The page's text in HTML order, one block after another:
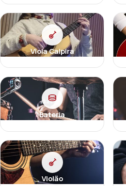
Viola Caipira
Bateria
Violão